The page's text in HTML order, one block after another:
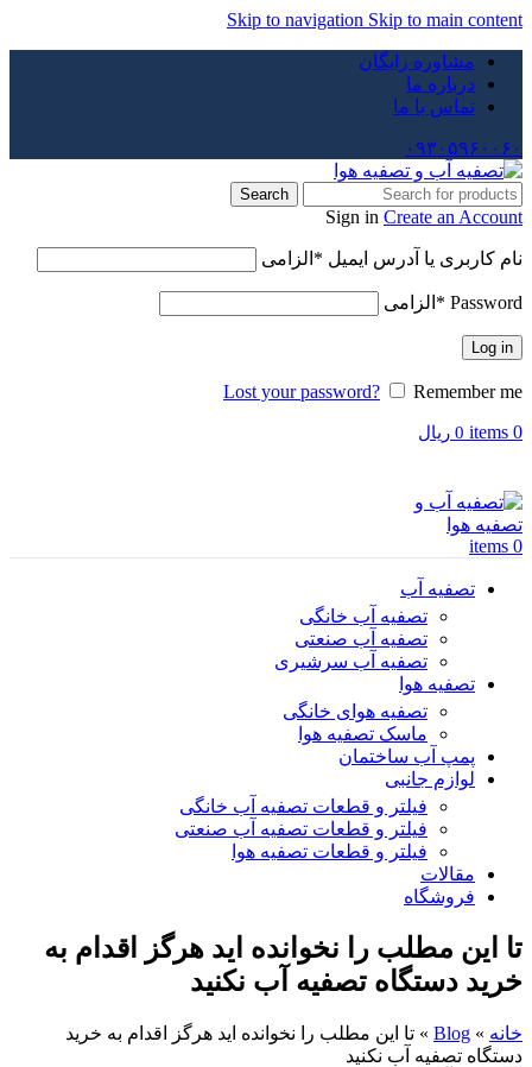
Skip to navigation Skip to main content
مشاوره رایگان
درباره ما
تماس با ما
۰۹۳۰۵۹۶۰۰۶۰
Search
Sign in Create an Account
نام کاربری یا آدرس ایمیل * الزامی
Password
* الزامی
Log in
Lost your password?
Remember me
0
items
0 ریال
0
items
تصفیه آب
تصفیه آب خانگی
تصفیه آب صنعتی
تصفیه آب سرشیری
تصفیه هوا
تصفیه هوای خانگی
ماسک تصفیه هوا
پمپ آب ساختمان
لوازم جانبی
فیلتر و قطعات تصفیه آب خانگی
فیلتر و قطعات تصفیه آب صنعتی
فیلتر و قطعات تصفیه هوا
مقالات
فروشگاه
تا این مطلب را نخوانده اید هرگز اقدام به
خرید دستگاه تصفیه آب نکنید
خانه »
Blog
» تا این مطلب را نخوانده اید هرگز اقدام به خرید
دستگاه تصفیه آب نکنید